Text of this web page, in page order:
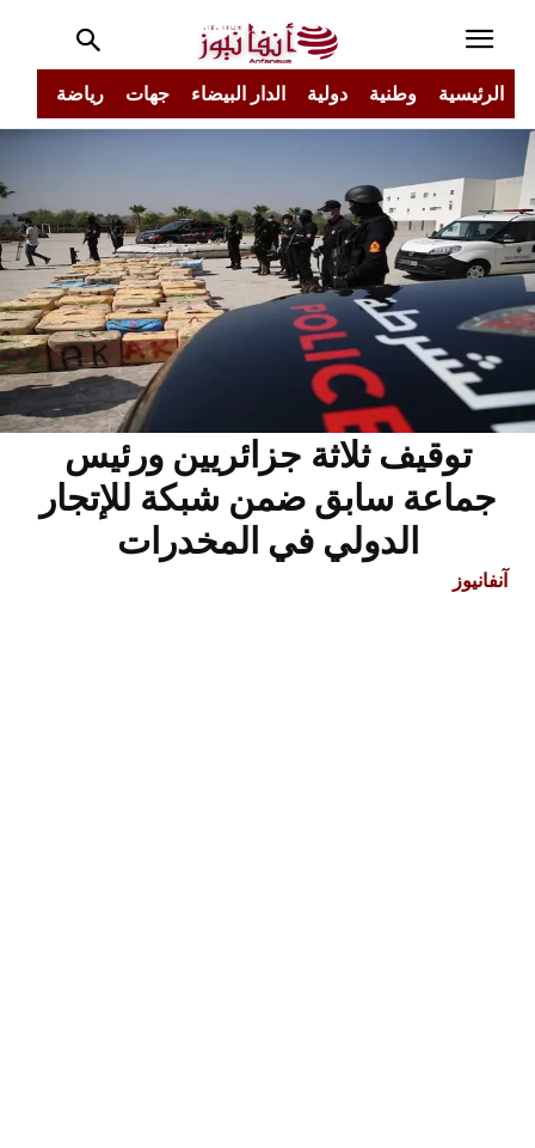
الرئيسية وطنية دولية الدار البيضاء جهات رياضة
توقيف ثلاثة جزائريين ورئيس
جماعة سابق ضمن شبكة للإتجار
الدولي في المخدرات
آنفانيوز